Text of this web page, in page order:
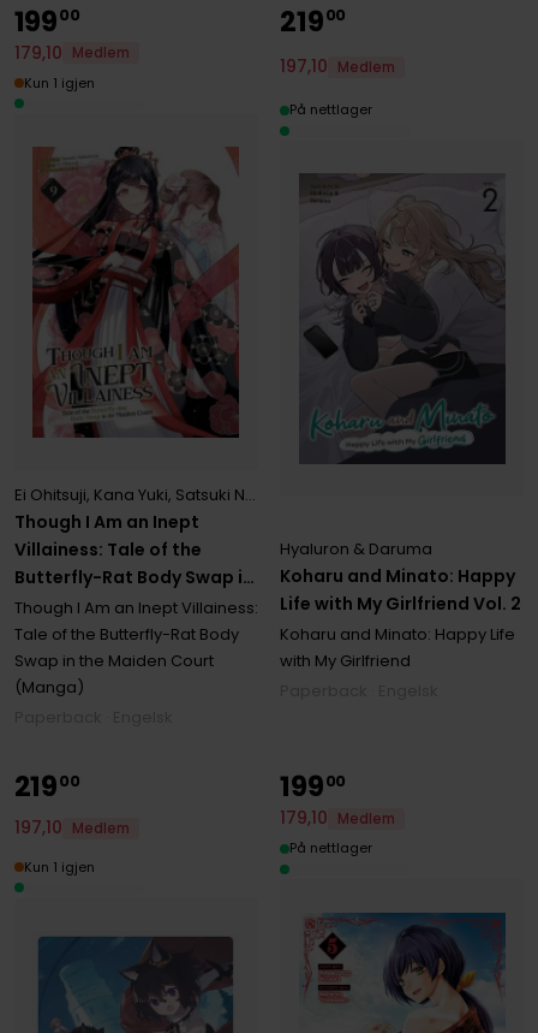
Though I Am an Inept
Villainess: Tale of the
Butterfly-Rat Body Swap in
the Maiden Court (Manga)
Vol. 9
Ei Ohitsuji, Kana Yuki, Satsuki Nakamura
Though I Am an Inept Villainess:
Tale of the Butterfly-Rat Body
Swap in the Maiden Court
(Manga)
19900
179,10
Medlem
Kun 1 igjen
Koharu and Minato: Happy
Life with My Girlfriend Vol. 2
Hyaluron & Daruma
Koharu and Minato: Happy Life
with My Girlfriend
21900
197,10 Medlem
På nettlager
21900
197,10 Medlem
Kun 1 igjen
19900
179,10
Medlem
På nettlager